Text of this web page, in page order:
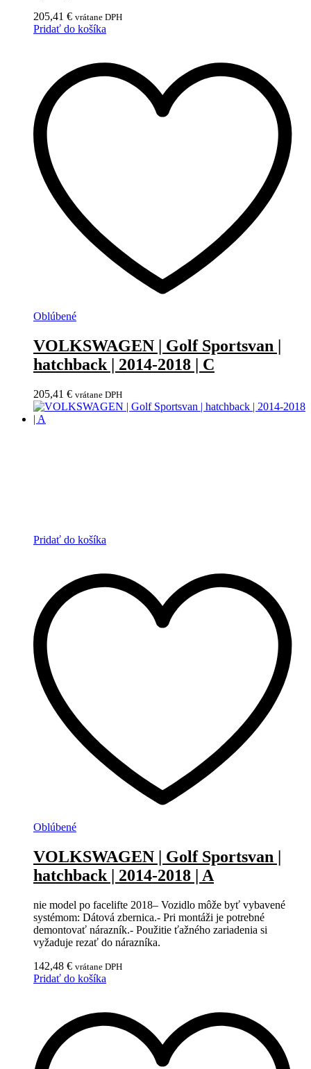
205,41 € vrátane DPH
Pridať do košíka
Oblúbené
VOLKSWAGEN | Golf Sportsvan |
hatchback | 2014-2018 | C
205,41 € vrátane DPH
Pridať do košíka
Oblúbené
VOLKSWAGEN | Golf Sportsvan |
hatchback | 2014-2018 | A
nie model po facelifte 2018– Vozidlo môže byť vybavené
systémom: Dátová zbernica.- Pri montáži je potrebné
demontovať nárazník.- Použitie ťažného zariadenia si
vyžaduje rezať do nárazníka.
142,48 € vrátane DPH
Pridať do košíka